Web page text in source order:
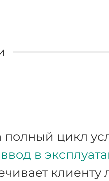
полный цикл
в
клиенту